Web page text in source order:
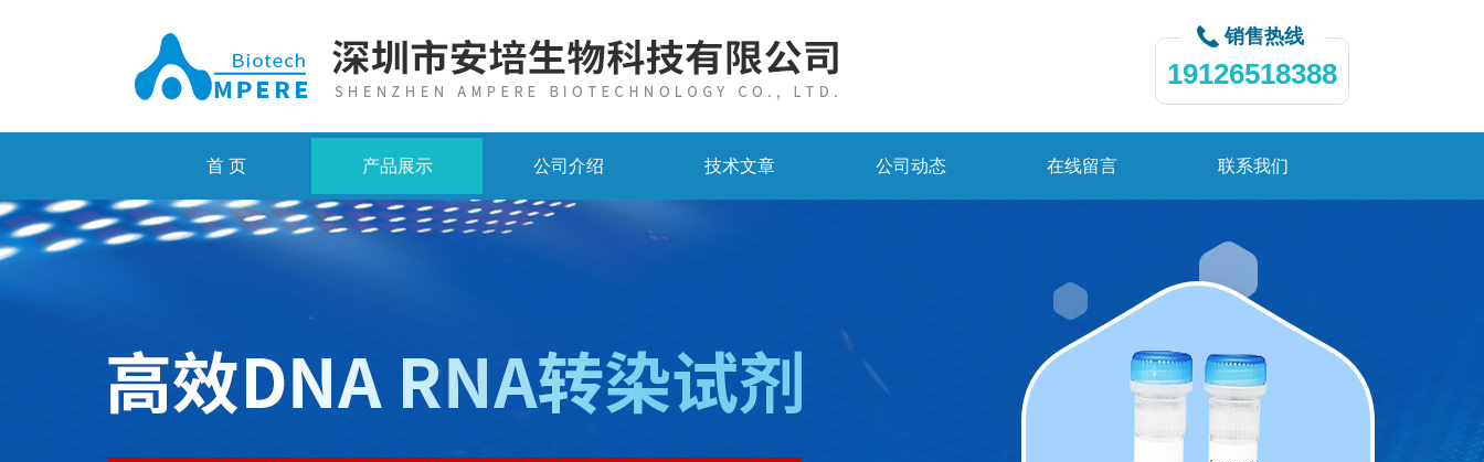
销售热线
19126518388
首 页 产品展示 公司介绍 技术文章 公司动态 在线留言 联系我们